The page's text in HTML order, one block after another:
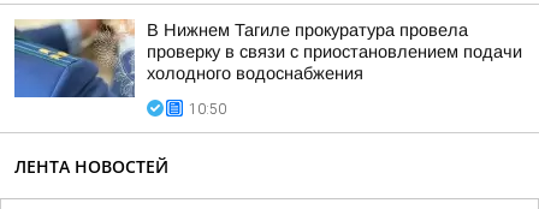
В Нижнем Тагиле прокуратура провела
проверку в связи с приостановлением подачи
холодного водоснабжения
10:50
ЛЕНТА НОВОСТЕЙ